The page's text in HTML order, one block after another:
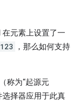
元素上设置了一
123
，那么如何支持
称为“起源元
择器应用于此真